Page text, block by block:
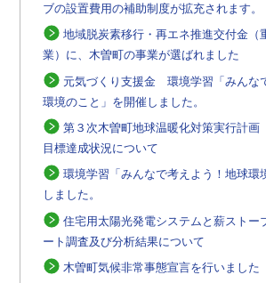
ブの設置費用の補助制度が拡充されます。
地域脱炭素移行・再エネ推進交付金（
業）に、木曽町の事業が選ばれました
元気づくり支援金 環境学習「みんな
環境のこと」を開催しました。
第３次木曽町地球温暖化対策実行計画
目標達成状況について
環境学習「みんなで考えよう！地球環
しました。
住宅用太陽光発電システムと薪ストー
ート調査及び分析結果について
木曽町気候非常事態宣言を行いました